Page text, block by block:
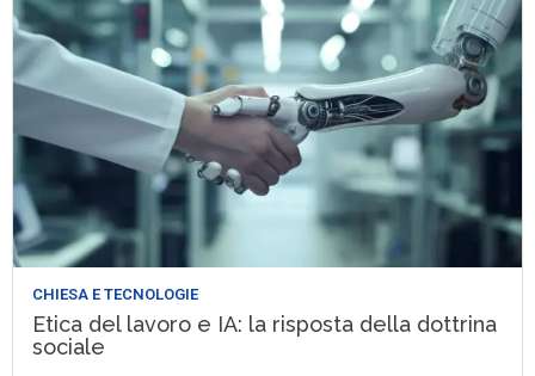
CHIESA E TECNOLOGIE
Etica del lavoro e IA: la risposta della dottrina
sociale